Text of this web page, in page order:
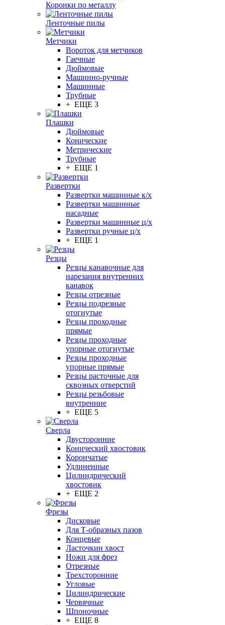
Коронки по металлу
Ленточные пилы
Метчики
Вороток для метчиков
Гаечные
Дюймовые
Машинно-ручные
Машинные
Трубные
+ ЕЩЕ 3
Плашки
Дюймовые
Конические
Метрические
Трубные
+ ЕЩЕ 1
Развертки
Развертки машинные к/х
Развертки машинные
насадные
Развертки машинные ц/х
Развертки ручные ц/х
+ ЕЩЕ 1
Резцы
Резцы канавочные для
нарезания внутренних
канавок
Резцы отрезные
Резцы подрезные
отогнутые
Резцы проходные
прямые
Резцы проходные
упорные отогнутые
Резцы проходные
упорные прямые
Резцы расточные для
сквозных отверстий
Резцы резьбовые
внутренние
+ ЕЩЕ 5
Сверла
Двусторонние
Конический хвостовик
Корончатые
Удлиненные
Цилиндрический
хвостовик
+ ЕЩЕ 2
Фрезы
Дисковые
Для Т-образных пазов
Концевые
Ласточкин хвост
Ножи для фрез
Отрезные
Трехсторонние
Угловые
Цилиндрические
Червячные
Шпоночные
+ ЕЩЕ 8